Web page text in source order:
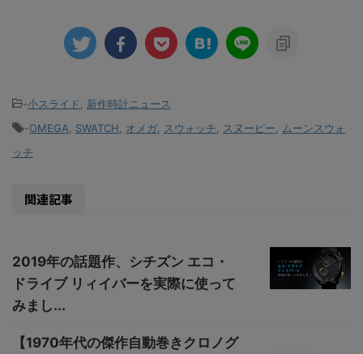
-小スライド
新作時計ニュース
-OMEGA SWATCH オメガ スウォッチ スヌーピー
ムーンスウォ
ッチ
関連記事
2019年の話題作、シチズン エコ・
ドライブ リィイバーを実際に使って
みまし...
【1970年代の傑作自動巻きクロノグ